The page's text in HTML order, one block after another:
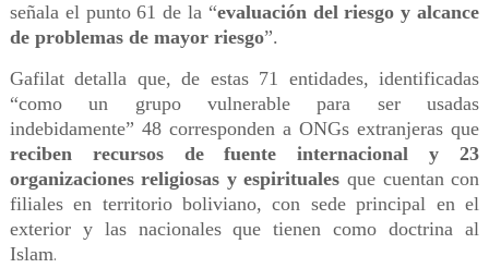
señala el punto 61 de la “evaluación del riesgo y alcance
de problemas de mayor riesgo”.
Gafilat detalla que, de estas 71 entidades, identificadas
“como un grupo vulnerable para ser usadas
indebidamente” 48 corresponden a ONGs extranjeras que
reciben recursos de fuente internacional y 23
organizaciones religiosas y espirituales que cuentan con
filiales en territorio boliviano, con sede principal en el
exterior y las nacionales que tienen como doctrina al
Islam.